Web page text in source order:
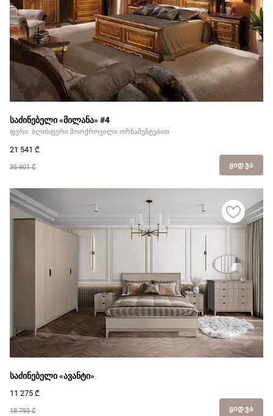
მჭირდება ვიდეოკონსულტაცია
საძინებელი «მილანა» #4
ფერი: ბლისფერი მოოქროვილი ორნამენტებით
35 901 ₾
21 541 ₾
ᲧᲘᲓᲕᲐ
საძინებელი «ავანტი»
18 793 ₾
11 275 ₾
ᲧᲘᲓᲕᲐ